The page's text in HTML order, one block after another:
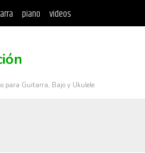
piano videos
para Guitarra, Bajo y Ukulele